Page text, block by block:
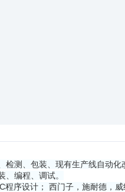
检测、包装、现有生产线自动化
编程、调试。
程序设计； 西门子，施耐德，